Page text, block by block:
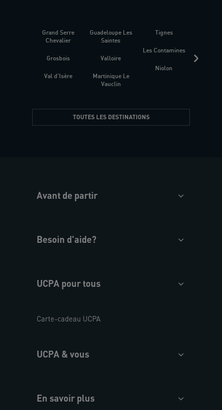
Grand Serre
Chevalier
Grosbois
Val d'Isère
Guadeloupe Les
Saintes
Valloire
Martinique Le
Vauclin
Tignes
Les Contamines
Niolon
TOUTES LES DESTINATIONS
Avant de partir
Besoin d'aide?
UCPA pour tous
Carte-cadeau UCPA
UCPA & vous
En savoir plus